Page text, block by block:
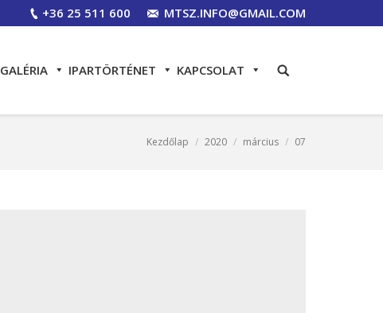
+36 25 511 600 MTSZ.INFO@GMAIL.COM
GALÉRIA IPARTÖRTÉNET KAPCSOLAT
Kezdőlap 2020 március 07